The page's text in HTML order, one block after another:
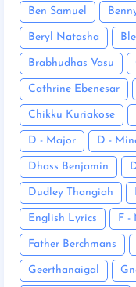
Ben Samuel
Beryl Natasha
Brabhudhas Vasu
Cathrine Ebenesar
Chikku Kuriakose
D - Major D -
Dhass Benjamin
Dudley Thangiah
English Lyrics F -
Father Berchmans
Geerthanaigal